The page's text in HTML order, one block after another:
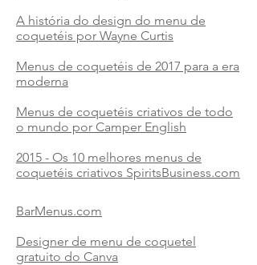
A história do design do menu de
coquetéis por Wayne Curtis
Menus de coquetéis de 2017 para a era
moderna
Menus de coquetéis criativos de todo
o mundo por Camper English
2015 - Os 10 melhores menus de
coquetéis criativos SpiritsBusiness.com
BarMenus.com
Designer de menu de coquetel
gratuito do Canva